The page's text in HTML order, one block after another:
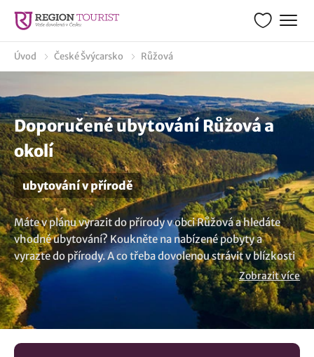
Úvod České Švýcarsko Růžová
Doporučené ubytování Růžová a
okolí
ubytování v přírodě
Máte v plánu vyrazit do přírody v obci Růžová a hledáte
vhodné ubytování? Koukněte na nabízené pobyty a
vyrazte do přírody. A co třeba dovolenou strávit v blízkosti
lesa nebo v obklopení luk. Čeká na vás krajina plná zážitků
a příjemného prostředí. Nenalezli jste to pravé? Objevte
další možnosti
ubytování v lokalitě Růžová
.. Máte jinou
představu? V nabídce máme více možností
lokalitě Růžová..
Zobrazit více